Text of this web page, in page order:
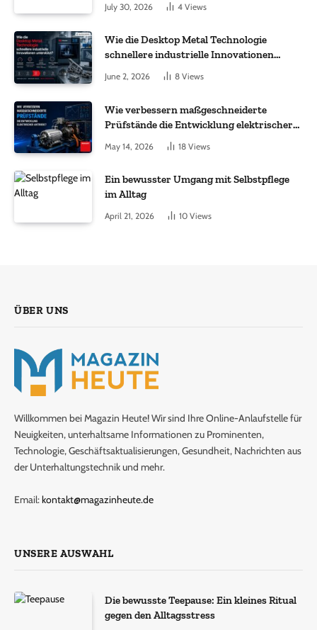
July 30, 2026 4 Views
Wie die Desktop Metal Technologie
schnellere industrielle Innovationen
June 2, 2026 8 Views
Wie verbessern maßgeschneiderte
Prüfstände die Entwicklung elektrischer
May 14, 2026 18 Views
Ein bewusster Umgang mit Selbstpflege
im Alltag
April 21, 2026 10 Views
ÜBER UNS
Willkommen bei Magazin Heute! Wir sind Ihre Online-Anlaufstelle für
Neuigkeiten, unterhaltsame Informationen zu Prominenten,
Technologie, Geschäftsaktualisierungen, Gesundheit, Nachrichten aus
der Unterhaltungstechnik und mehr.
Email:kontakt@magazinheute.de
UNSERE AUSWAHL
Die bewusste Teepause: Ein kleines Ritual
gegen den Alltagsstress